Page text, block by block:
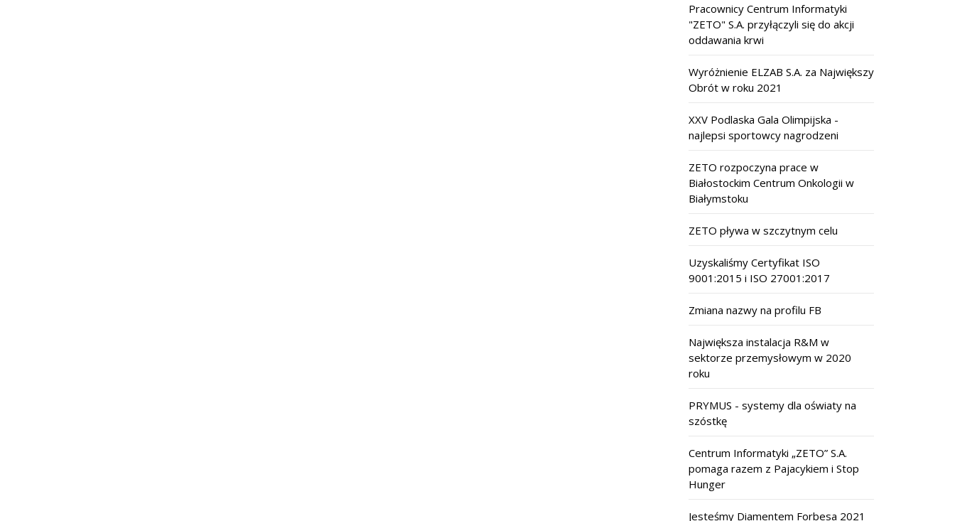
Pracownicy Centrum Informatyki
"ZETO" S.A. przyłączyli się do akcji
oddawania krwi
Wyróżnienie ELZAB S.A. za Największy
Obrót w roku 2021
XXV Podlaska Gala Olimpijska -
najlepsi sportowcy nagrodzeni
ZETO rozpoczyna prace w
Białostockim Centrum Onkologii w
Białymstoku
ZETO pływa w szczytnym celu
Uzyskaliśmy Certyfikat ISO
9001:2015 i ISO 27001:2017
Zmiana nazwy na profilu FB
Największa instalacja R&M w
sektorze przemysłowym w 2020
roku
PRYMUS - systemy dla oświaty na
szóstkę
Centrum Informatyki „ZETO” S.A.
pomaga razem z Pajacykiem i Stop
Hunger
Jesteśmy Diamentem Forbesa 2021